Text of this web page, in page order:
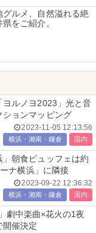
ルメ、自然溢れる絶
をご紹介。
ヨルノヨ2023」光と音
ションマッピング
2023-11-05 12:13:56
横浜・湘南・鎌倉 国内
朝食ビュッフェは約
ナ横浜」に隣接
2023-09-22 12:36:32
横浜・湘南・鎌倉 国内
劇中楽曲×花火の1夜
開催決定